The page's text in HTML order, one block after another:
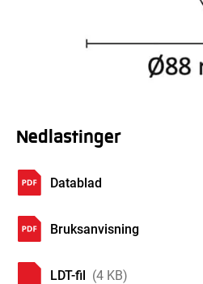
Nedlastinger
Datablad
Bruksanvisning
LDT-fil (4 KB)